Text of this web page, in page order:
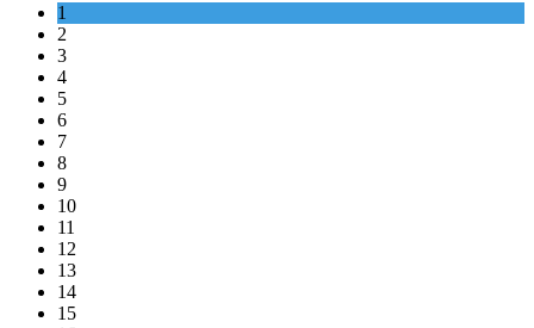
1
2
3
4
5
6
7
8
9
10
11
12
13
14
15